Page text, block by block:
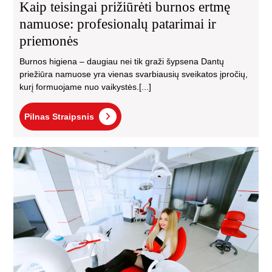
Kaip teisingai prižiūrėti burnos ertmę
namuose: profesionalų patarimai ir
priemonės
Burnos higiena – daugiau nei tik graži šypsena Dantų
priežiūra namuose yra vienas svarbiausių sveikatos įpročių,
kurį formuojame nuo vaikystės.[...]
Pilnas Straipsnis
Pilnas
Straipsnis
būti